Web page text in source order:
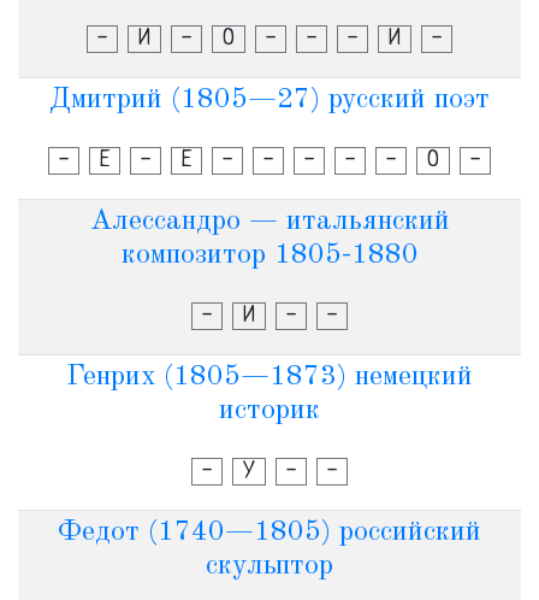
- И - О - - - И -
Дмитрий (1805—27) русский поэт
- Е - Е - - - - - О -
Алессандро — итальянский
композитор 1805-1880
- И - -
Генрих (1805—1873) немецкий
историк
- У - -
Федот (1740—1805) российский
скульптор